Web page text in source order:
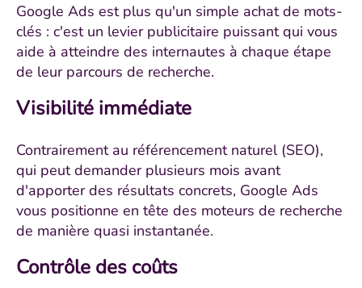
Google Ads est plus qu'un simple achat de mots-
clés : c'est un levier publicitaire puissant qui vous
aide à atteindre des internautes à chaque étape
de leur parcours de recherche.
Visibilité immédiate
Contrairement au référencement naturel (SEO),
qui peut demander plusieurs mois avant
d'apporter des résultats concrets, Google Ads
vous positionne en tête des moteurs de recherche
de manière quasi instantanée.
Contrôle des coûts